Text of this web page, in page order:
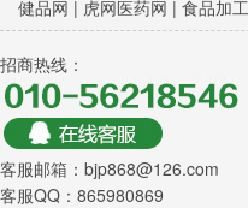
健品网 | 虎网医药网 | 食品加
招商热线：
客服邮箱：bjp868@126.com
客服QQ：865980869